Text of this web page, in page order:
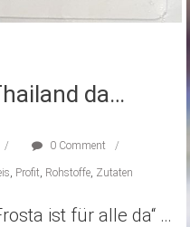
da…
0 Comment
Profit Rohstoffe, Zutaten
ist für alle da“ …